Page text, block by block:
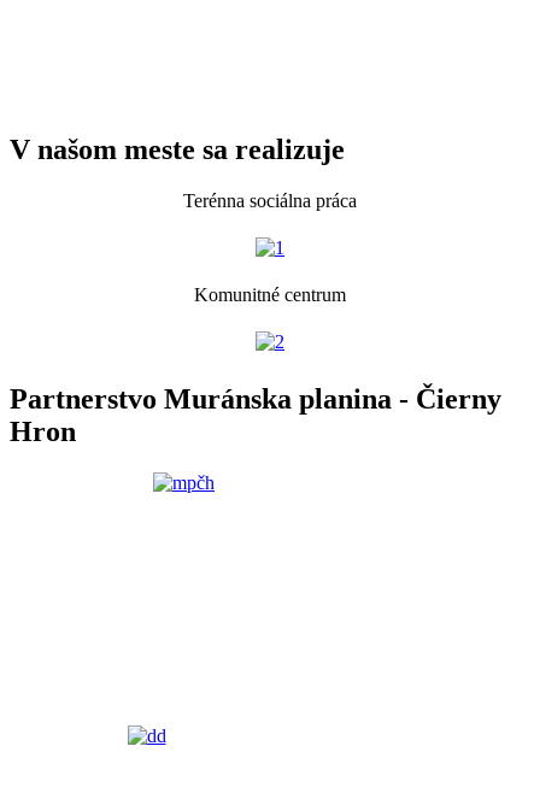
V našom meste sa realizuje
Terénna sociálna práca
Komunitné centrum
Partnerstvo Muránska planina - Čierny
Hron